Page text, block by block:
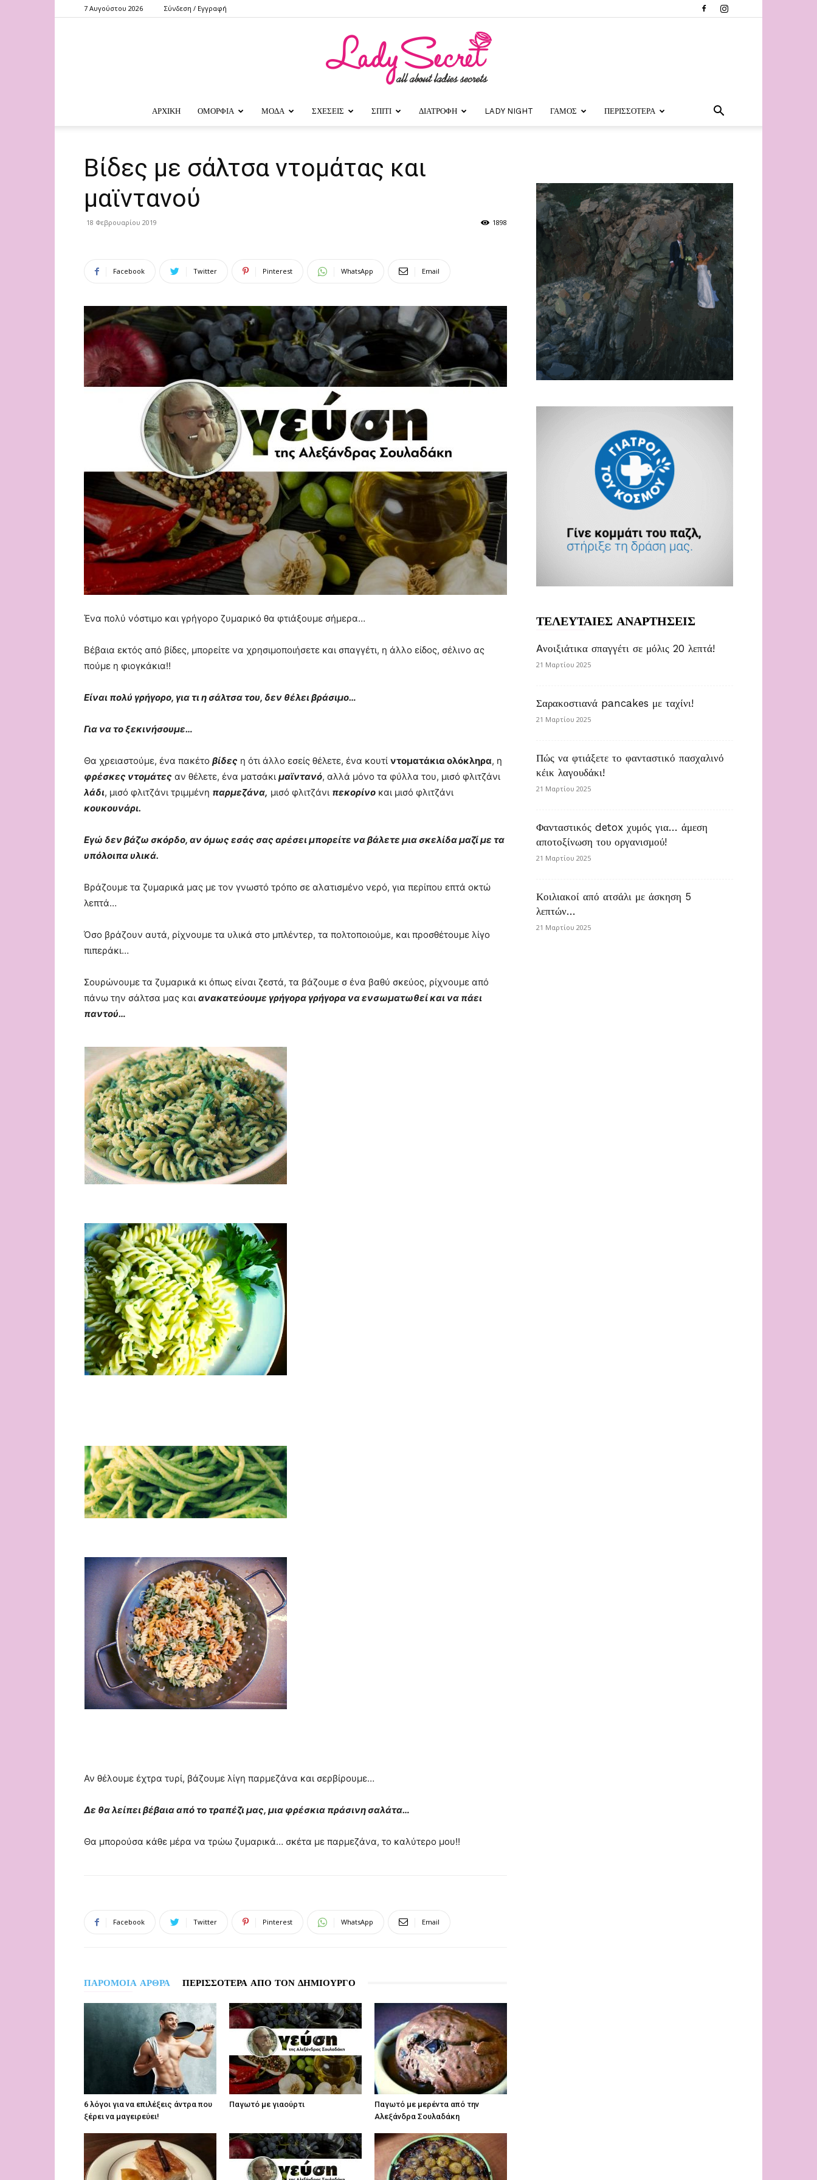
7 Αυγούστου 2026 Σύνδεση / Εγγραφή
ΑΡΧΙΚΗ ΟΜΟΡΦΙΑ ΜΟΔΑ ΣΧΕΣΕΙΣ ΣΠΙΤΙ ΔΙΑΤΡΟΦΗ LADY NIGHT ΓΑΜΟΣ ΠΕΡΙΣΣΟΤΕΡΑ
Βίδες µε σάλτσα ντομάτας και
μαϊντανού
18 Φεβρουαρίου 2019 1898
Facebook Twitter Pinterest WhatsApp Email
Ένα πολύ νόστιμο και γρήγορο ζυμαρικό θα φτιάξουμε σήμερα…
Βέβαια εκτός από βίδες, μπορείτε να χρησιμοποιήσετε και σπαγγέτι, η άλλο είδος, σέλινο ας
πούμε η φιογκάκια!!
Είναι πολύ γρήγορο, για τι η σάλτσα του, δεν θέλει βράσιμο…
Για να το ξεκινήσουμε…
Θα χρειαστούμε, ένα πακέτο βίδες η ότι άλλο εσείς θέλετε, ένα κουτί ντοματάκια ολόκληρα, η
φρέσκες ντομάτες αν θέλετε, ένα ματσάκι μαϊντανό, αλλά μόνο τα φύλλα του, μισό φλιτζάνι
λάδι, μισό φλιτζάνι τριμμένη παρμεζάνα, μισό φλιτζάνι πεκορίνο και μισό φλιτζάνι
κουκουνάρι.
Εγώ δεν βάζω σκόρδο, αν όμως εσάς σας αρέσει μπορείτε να βάλετε μια σκελίδα μαζί με τα
υπόλοιπα υλικά.
Βράζουμε τα ζυμαρικά μας με τον γνωστό τρόπο σε αλατισμένο νερό, για περίπου επτά οκτώ
λεπτά…
Όσο βράζουν αυτά, ρίχνουμε τα υλικά στο μπλέντερ, τα πολτοποιούμε, και προσθέτουμε λίγο
πιπεράκι…
Σουρώνουμε τα ζυμαρικά κι όπως είναι ζεστά, τα βάζουμε σ ένα βαθύ σκεύος, ρίχνουμε από
πάνω την σάλτσα μας και ανακατεύουμε γρήγορα γρήγορα να ενσωματωθεί και να πάει
παντού…
Αν θέλουμε έχτρα τυρί, βάζουμε λίγη παρμεζάνα και σερβίρουμε…
Δε θα λείπει βέβαια από το τραπέζι μας, μια φρέσκια πράσινη σαλάτα…
Θα μπορούσα κάθε μέρα να τρώω ζυμαρικά… σκέτα με παρμεζάνα, το καλύτερο μου!!
Facebook Twitter Pinterest WhatsApp Email
ΠΑΡΟΜΟΙΑ ΑΡΘΡΑ ΠΕΡΙΣΣΟΤΕΡΑ ΑΠΟ ΤΟΝ ΔΗΜΙΟΥΡΓΟ
6 λόγοι για να επιλέξεις άντρα που
ξέρει να μαγειρεύει!
Παγωτό με γιαούρτι
Παγωτό με μερέντα από την
Αλεξάνδρα Σουλαδάκη
ΤΕΛΕΥΤΑΙΕΣ ΑΝΑΡΤΗΣΕΙΣ
Aνοιξιάτικα σπαγγέτι σε μόλις 20 λεπτά!
21 Μαρτίου 2025
Σαρακοστιανά pancakes με ταχίνι!
21 Μαρτίου 2025
Πώς να φτιάξετε το φανταστικό πασχαλινό
κέικ λαγουδάκι!
21 Μαρτίου 2025
Φανταστικός detox χυμός για… άμεση
αποτοξίνωση του οργανισμού!
21 Μαρτίου 2025
Κοιλιακοί από ατσάλι με άσκηση 5
λεπτών…
21 Μαρτίου 2025